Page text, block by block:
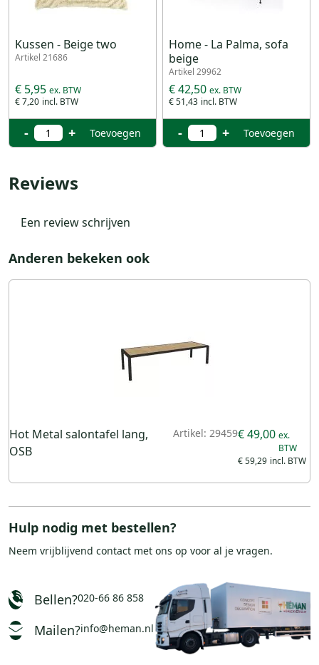
Kussen - Beige two
Artikel 21686
€ 7,20
€ 5,95
- + Toevoegen
Home - La Palma, sofa
beige
Artikel 29962
€ 51,43
€ 42,50
- + Toevoegen
Reviews
Een review schrijven
Anderen bekeken ook
Hot Metal salontafel lang,
OSB
Artikel: 29459
€ 59,29
€ 49,00
Hulp nodig met bestellen?
Neem vrijblijvend contact met ons op voor al je vragen.
Bellen?020-66 86 858
Mailen?info@heman.nl